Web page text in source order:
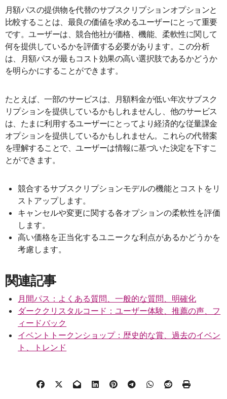
月額パスの提供物を代替のサブスクリプションオプションと
比較することは、最良の価値を求めるユーザーにとって重要
です。ユーザーは、競合他社が価格、機能、柔軟性に関して
何を提供しているかを評価する必要があります。この分析
は、月額パスが最もコスト効果の高い選択肢であるかどうか
を明らかにすることができます。
たとえば、一部のサービスは、月額料金が低い年次サブスク
リプションを提供しているかもしれませんし、他のサービス
は、たまに利用するユーザーにとってより経済的な従量課金
オプションを提供しているかもしれません。これらの代替案
を理解することで、ユーザーは情報に基づいた決定を下すこ
とができます。
競合するサブスクリプションモデルの機能とコストをリ
ストアップします。
キャンセルや変更に関する各オプションの柔軟性を評価
します。
高い価格を正当化するユニークな利点があるかどうかを
考慮します。
関連記事
月間パス：よくある質問、一般的な質問、明確化
ダーククリスタルコード：ユーザー体験、推薦の声、フ
ィードバック
イベントトークンショップ：歴史的な賞、過去のイベン
ト、トレンド